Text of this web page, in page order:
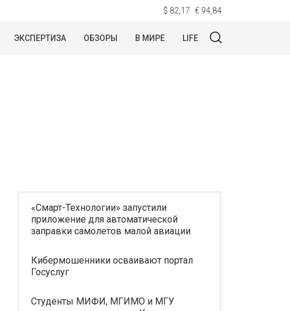
$ 82,17 € 94,84
ЭКСПЕРТИЗА ОБЗОРЫ В МИРЕ LIFE
«Смарт-Технологии» запустили
приложение для автоматической
заправки самолетов малой авиации
Кибермошенники осваивают портал
Госуслуг
Студенты МИФИ, МГИМО и МГУ